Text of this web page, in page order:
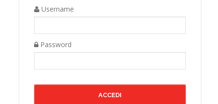
Username
Password